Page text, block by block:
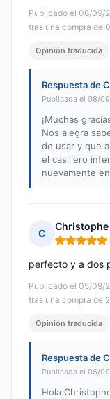
Publicado el 08/09/
tras una compra de
Opinión traducida
Respuesta de
Publicada el 08/
¡Muchas
Nos alegra
de usar y que
el casillero
nuevamente
C
Christophe
Nota: 5 de 5
Publicado el 05/09/
tras una compra de
perfecto y a dos
Opinión traducida
Respuesta de
Publicada el 06/
Hola